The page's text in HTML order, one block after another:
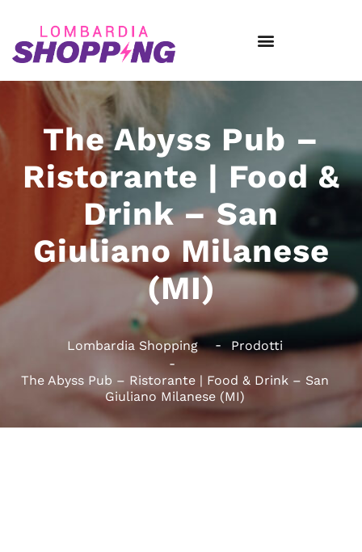
The Abyss Pub –
Ristorante | Food &
Drink – San
Giuliano Milanese
(MI)
Lombardia Shopping Prodotti
The Abyss Pub – Ristorante | Food & Drink – San
Giuliano Milanese (MI)